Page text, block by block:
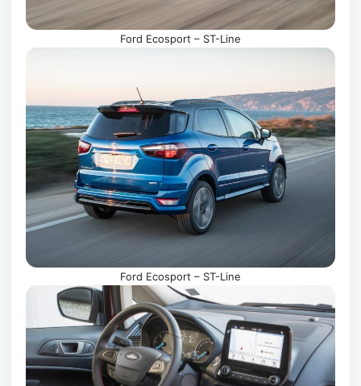
Ford Ecosport – ST-Line
Ford Ecosport – ST-Line